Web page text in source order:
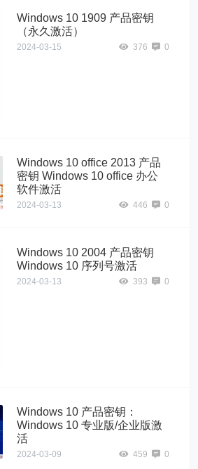
Windows 10 1909 产品密钥
（永久激活）
2024-03-15 376 0
Windows 10 office 2013 产品
密钥 Windows 10 office 办公
软件激活
2024-03-13 446 0
Windows 10 2004 产品密钥
Windows 10 序列号激活
2024-03-13 393 0
Windows 10 产品密钥：
Windows 10 专业版/企业版激
活
2024-03-09 459 0